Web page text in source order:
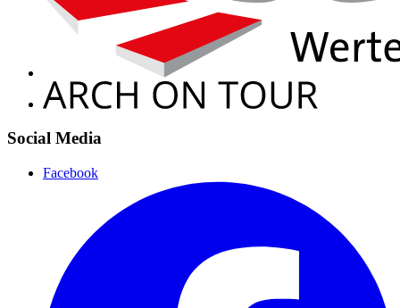
Social Media
Facebook